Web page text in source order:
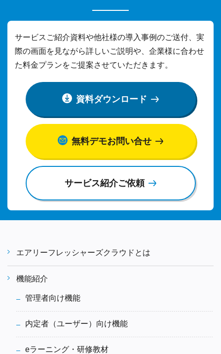
サービスご紹介資料や他社様の導入事例のご送付、実
際の画面を見ながら詳しいご説明や、 企業様に合わせ
た料金プランをご提案させていただきます。
資料ダウンロード
無料デモお問い合せ
サービス紹介ご依頼
エアリーフレッシャーズクラウドとは
機能紹介
管理者向け機能
内定者（ユーザー）向け機能
eラーニング・研修教材